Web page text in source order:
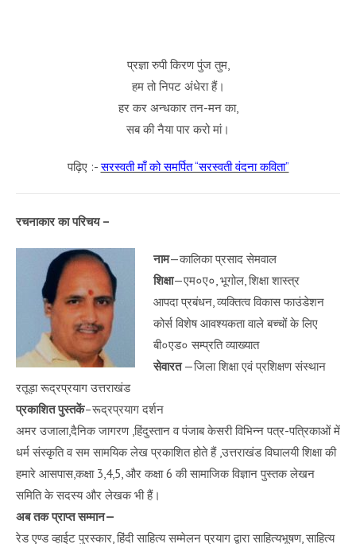
प्रज्ञा रुपी किरण पुंज तुम,
हम तो निपट अंधेरा हैं।
हर कर अन्धकार तन-मन का,
सब की नैया पार करो मां।
पढ़िए :-सरस्वती माँ को समर्पित “सरस्वती वंदना कविता”
रचनाकार का परिचय –
नाम—कालिका प्रसाद सेमवाल
शिक्षा—एम०ए०, भूगोल, शिक्षा शास्त्र
आपदा प्रबंधन, व्यक्तित्व विकास फाउंडेशन
कोर्स विशेष आवश्यकता वाले बच्चों के लिए
बी०एड० सम्प्रति व्याख्यात
सेवारत—जिला शिक्षा एवं प्रशिक्षण संस्थान
रतूड़ा रूद्रप्रयाग उत्तराखंड
प्रकाशित पुस्तकें–रूद्रप्रयाग दर्शन
अमर उजाला,दैनिक जागरण ,हिंदुस्तान व पंजाब केसरी विभिन्न पत्र-पत्रिकाओं में
धर्म संस्कृति व सम सामयिक लेख प्रकाशित होते हैं ,उत्तराखंड विघालयी शिक्षा की
हमारे आसपास,कक्षा 3,4,5, और कक्षा 6 की सामाजिक विज्ञान पुस्तक लेखन
समिति के सदस्य और लेखक भी हैं।
अब तक प्राप्त सम्मान—
रेड एण्ड व्हाईट पुरस्कार, हिंदी साहित्य सम्मेलन प्रयाग द्वारा साहित्यभूषण, साहित्य